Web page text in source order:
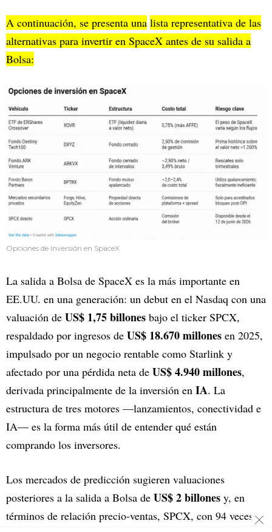
A continuación, se presenta una lista representativa de las
alternativas para invertir en SpaceX antes de su salida a
Bolsa:
Opciones de Inversión en SpaceX
La salida a Bolsa de SpaceX es la más importante en
EE.UU. en una generación: un debut en el Nasdaq con una
valuación de US$ 1,75 billones bajo el ticker SPCX,
respaldado por ingresos de US$ 18.670 millones en 2025,
impulsado por un negocio rentable como Starlink y
afectado por una pérdida neta de US$ 4.940 millones,
derivada principalmente de la inversión en IA. La
estructura de tres motores —lanzamientos, conectividad e
IA— es la forma más útil de entender qué están
comprando los inversores.
Los mercados de predicción sugieren valuaciones
posteriores a la salida a Bolsa de US$ 2 billones y, en
términos de relación precio-ventas, SPCX, con 94 veces,